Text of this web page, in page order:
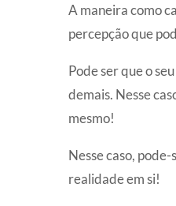
A maneira como
percepção que
Pode ser que o
demais. Nesse
mesmo!
Nesse caso,
realidade em si!